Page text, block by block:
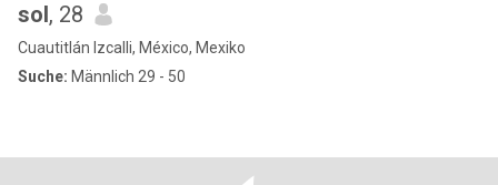
sol, 28
Cuautitlán Izcalli, México, Mexiko
Suche: Männlich 29 - 50